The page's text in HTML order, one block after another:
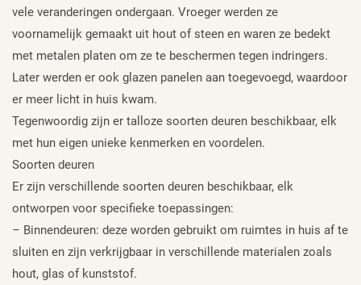
vele veranderingen ondergaan. Vroeger werden ze
voornamelijk gemaakt uit hout of steen en waren ze bedekt
met metalen platen om ze te beschermen tegen indringers.
Later werden er ook glazen panelen aan toegevoegd, waardoor
er meer licht in huis kwam.
Tegenwoordig zijn er talloze soorten deuren beschikbaar, elk
met hun eigen unieke kenmerken en voordelen.
Soorten deuren
Er zijn verschillende soorten deuren beschikbaar, elk
ontworpen voor specifieke toepassingen:
– Binnendeuren: deze worden gebruikt om ruimtes in huis af te
sluiten en zijn verkrijgbaar in verschillende materialen zoals
hout, glas of kunststof.